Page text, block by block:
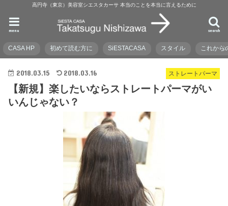
高円寺（東京）美容室シエスタカーサ 本当のことを本当に言えるために
search
menu
CASA HP 初めて読む方に SiESTACASA スタイル これから
ストレートパーマ
2018.03.15 2018.03.16
【新規】楽したいならストレートパーマがい
いんじゃない？